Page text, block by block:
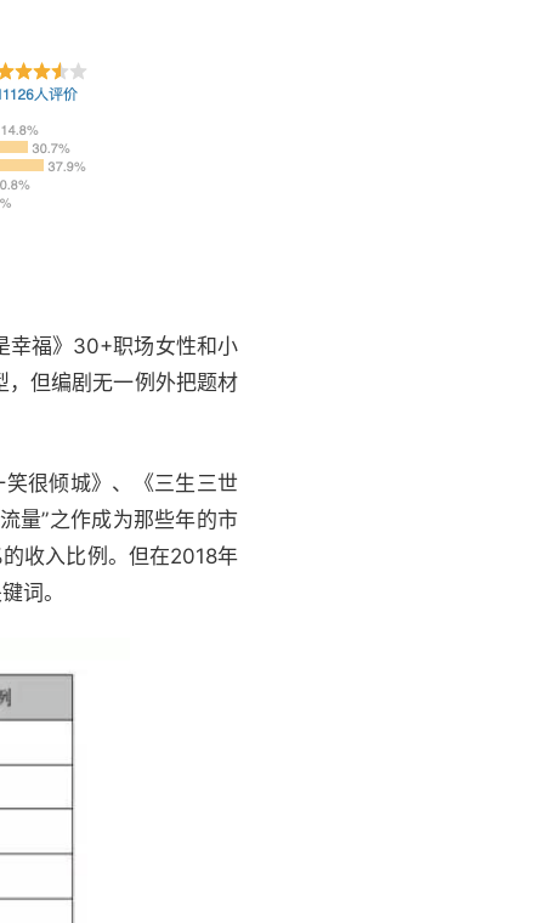
幸福》30+职场女性和小
，但编剧无一例外把题材
很倾城》、《三生三世
量”之作成为那些年的市
收入比例。但在2018年
词。